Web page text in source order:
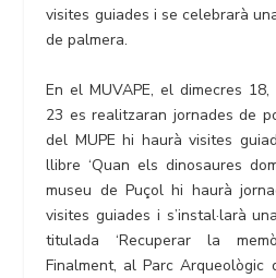
visites guiades i se celebrarà
de palmera.
En el MUVAPE, el dimecres
23 es realitzaran jornades de
del MUPE hi haurà visites
llibre ‘Quan els dinosaures
museu de Puçol hi haurà
visites guiades i s’instal·larà
titulada ‘Recuperar la
Finalment, al Parc Arqueològic